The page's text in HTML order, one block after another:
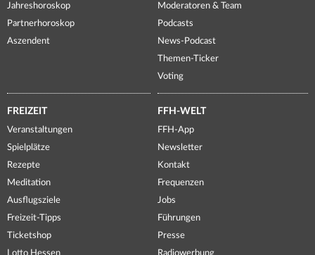
Jahreshoroskop
Partnerhoroskop
Aszendent
Moderatoren & Team
Podcasts
News-Podcast
Themen-Ticker
Voting
FREIZEIT
Veranstaltungen
Spielplätze
Rezepte
Meditation
Ausflugsziele
Freizeit-Tipps
Ticketshop
Lotto Hessen
FFH-WELT
FFH-App
Newsletter
Kontakt
Frequenzen
Jobs
Führungen
Presse
Radiowerbung